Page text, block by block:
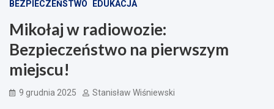
BEZPIECZEŃSTWO EDUKACJA
Mikołaj w radiowozie:
Bezpieczeństwo na pierwszym
miejscu!
9 grudnia 2025 Stanisław Wiśniewski